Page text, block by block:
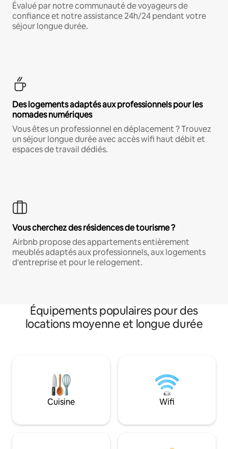
Évalué par notre communauté de voyageurs de
confiance et notre assistance 24h/24 pendant votre
séjour longue durée.
Des logements adaptés aux professionnels pour les
nomades numériques
Vous êtes un professionnel en déplacement ? Trouvez
un séjour longue durée avec accès wifi haut débit et
espaces de travail dédiés.
Vous cherchez des résidences de tourisme ?
Airbnb propose des appartements entièrement
meublés adaptés aux professionnels, aux logements
d'entreprise et pour le relogement.
Équipements populaires pour des
locations moyenne et longue durée
Cuisine Wifi